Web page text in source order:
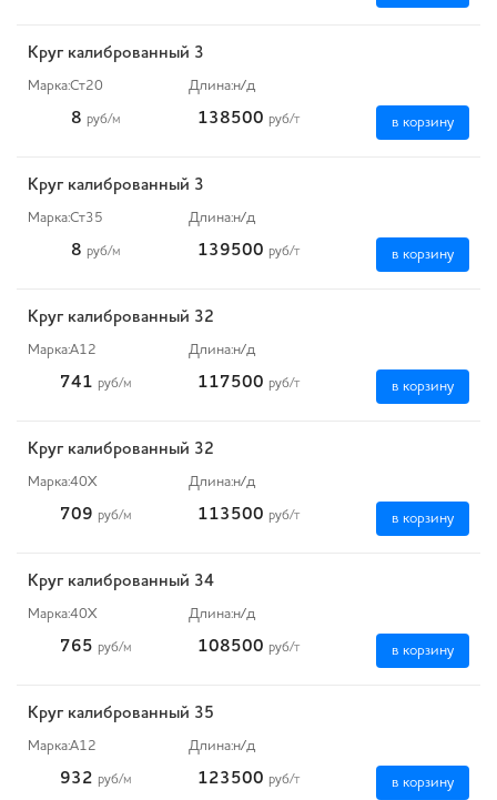
Круг калиброванный 3
Марка:Ст20 Длина:н/д
8 руб/м 138500 руб/т в корзину
Круг калиброванный 3
Марка:Ст35 Длина:н/д
8 руб/м 139500 руб/т в корзину
Круг калиброванный 32
Марка:А12 Длина:н/д
741 руб/м 117500 руб/т в корзину
Круг калиброванный 32
Марка:40Х Длина:н/д
709 руб/м 113500 руб/т в корзину
Круг калиброванный 34
Марка:40Х Длина:н/д
765 руб/м 108500 руб/т в корзину
Круг калиброванный 35
Марка:А12 Длина:н/д
932 руб/м 123500 руб/т в корзину